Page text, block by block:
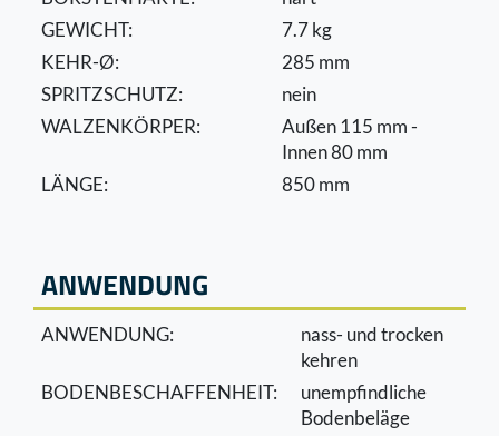
GEWICHT:
7.7 kg
KEHR-Ø:
285 mm
SPRITZSCHUTZ:
nein
WALZENKÖRPER:
Außen 115 mm -
Innen 80 mm
LÄNGE:
850 mm
ANWENDUNG
ANWENDUNG:
nass- und trocken
kehren
BODENBESCHAFFENHEIT:
unempﬁndliche
Bodenbeläge